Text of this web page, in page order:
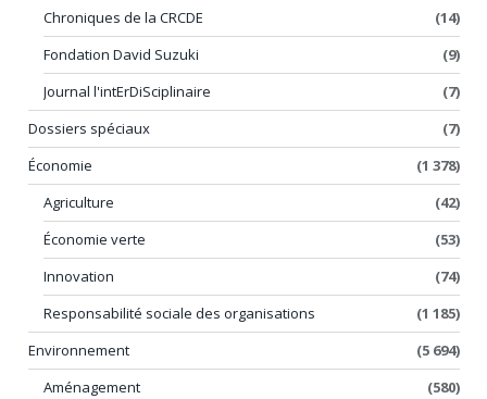
Chroniques de la CRCDE
(14)
Fondation David Suzuki
(9)
Journal l'intErDiSciplinaire
(7)
Dossiers spéciaux
(7)
Économie
(1 378)
Agriculture
(42)
Économie verte
(53)
Innovation
(74)
Responsabilité sociale des organisations
(1 185)
Environnement
(5 694)
Aménagement
(580)